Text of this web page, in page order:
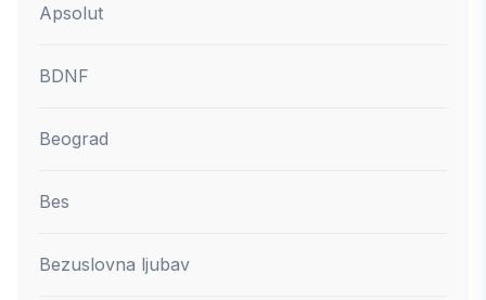
Apsolut
BDNF
Beograd
Bes
Bezuslovna ljubav